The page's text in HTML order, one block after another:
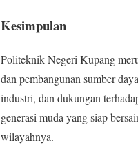
Kesimpulan
Politeknik Negeri Kupang
dan pembangunan sumber
industri, dan dukungan
generasi muda yang siap
wilayahnya.